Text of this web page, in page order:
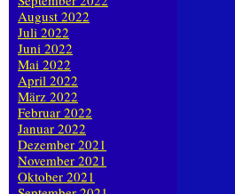
August 2022
Juli 2022
Juni 2022
Mai 2022
April 2022
März 2022
Februar 2022
Januar 2022
Dezember 2021
November 2021
Oktober 2021